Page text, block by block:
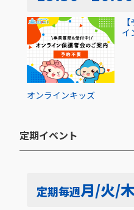
オンラインキッズ
イ
定期イベント​
定期毎週月/火/